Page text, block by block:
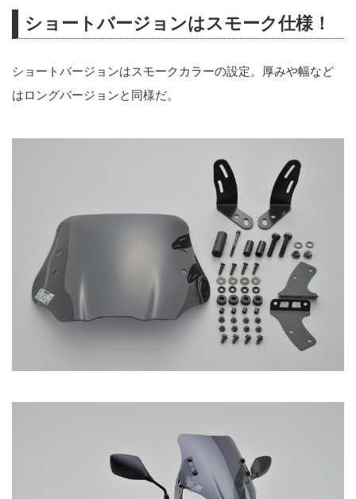
ショートバージョンはスモーク仕様！
ショートバージョンはスモークカラーの設定。厚みや幅など
はロングバージョンと同様だ。